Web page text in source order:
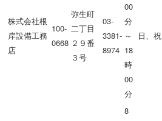
株式会社根
岸設備工務
店
100-
0668
弥生町
二丁目
２９番
３号
03-
3381-
8974
00
分
～
18
時
00
分
日、祝
8